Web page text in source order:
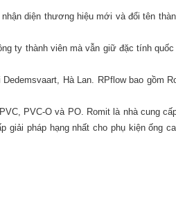
diện thương hiệu mới và đổi tên
ty thành viên mà vẫn giữ đặc tính
Hà Lan. RPflow bao gồm
PVC-O và PO. Romit là nhà cung
giải pháp hạng nhất cho phụ kiện ống